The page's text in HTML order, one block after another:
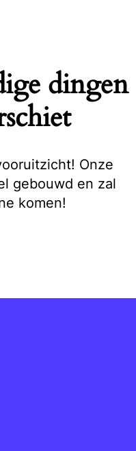
dingen
Onze
gebouwd en zal
komen!